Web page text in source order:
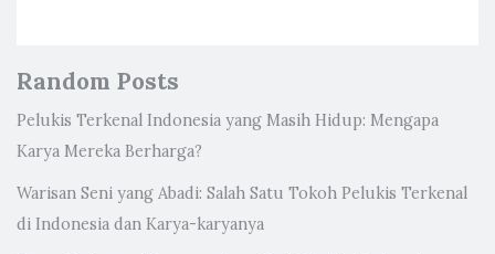
Random Posts
Pelukis Terkenal Indonesia yang Masih Hidup: Mengapa
Karya Mereka Berharga?
Warisan Seni yang Abadi: Salah Satu Tokoh Pelukis Terkenal
di Indonesia dan Karya-karyanya